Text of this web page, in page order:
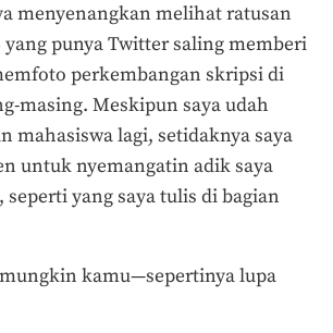
menyenangkan melihat ratusan
yang punya Twitter saling memberi
perkembangan skripsi di
masing. Meskipun saya udah
mahasiswa lagi, setidaknya saya
untuk nyemangatin adik saya
seperti yang saya tulis di bagian
kamu—sepertinya lupa